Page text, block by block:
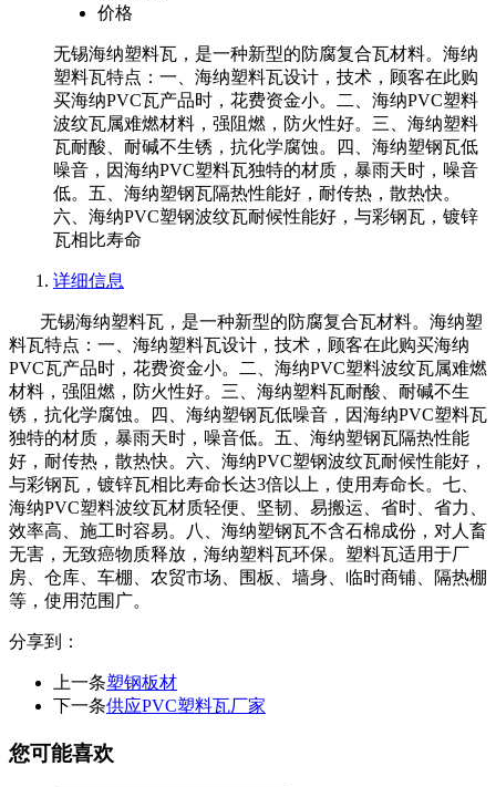
价格
无锡海纳塑料瓦，是一种新型的防腐复合瓦材料。海纳
塑料瓦特点：一、海纳塑料瓦设计，技术，顾客在此购
买海纳PVC瓦产品时，花费资金小。二、海纳PVC塑料
波纹瓦属难燃材料，强阻燃，防火性好。三、海纳塑料
瓦耐酸、耐碱不生锈，抗化学腐蚀。四、海纳塑钢瓦低
噪音，因海纳PVC塑料瓦独特的材质，暴雨天时，噪音
低。五、海纳塑钢瓦隔热性能好，耐传热，散热快。
六、海纳PVC塑钢波纹瓦耐候性能好，与彩钢瓦，镀锌
瓦相比寿命
详细信息
无锡海纳塑料瓦，是一种新型的防腐复合瓦材料。海纳塑
料瓦特点：一、海纳塑料瓦设计，技术，顾客在此购买海纳
PVC瓦产品时，花费资金小。二、海纳PVC塑料波纹瓦属难燃
材料，强阻燃，防火性好。三、海纳塑料瓦耐酸、耐碱不生
锈，抗化学腐蚀。四、海纳塑钢瓦低噪音，因海纳PVC塑料瓦
独特的材质，暴雨天时，噪音低。五、海纳塑钢瓦隔热性能
好，耐传热，散热快。六、海纳PVC塑钢波纹瓦耐候性能好，
与彩钢瓦，镀锌瓦相比寿命长达3倍以上，使用寿命长。七、
海纳PVC塑料波纹瓦材质轻便、坚韧、易搬运、省时、省力、
效率高、施工时容易。八、海纳塑钢瓦不含石棉成份，对人畜
无害，无致癌物质释放，海纳塑料瓦环保。塑料瓦适用于厂
房、仓库、车棚、农贸市场、围板、墙身、临时商铺、隔热棚
等，使用范围广。
分享到：
上一条塑钢板材
下一条供应PVC塑料瓦厂家
您可能喜欢